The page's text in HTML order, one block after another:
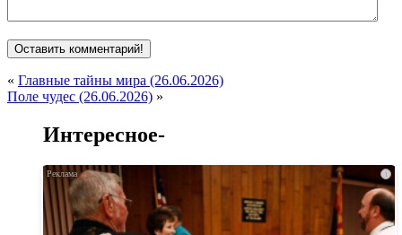
« Главные тайны мира (26.06.2026)
Поле чудес (26.06.2026) »
Интересное-
i